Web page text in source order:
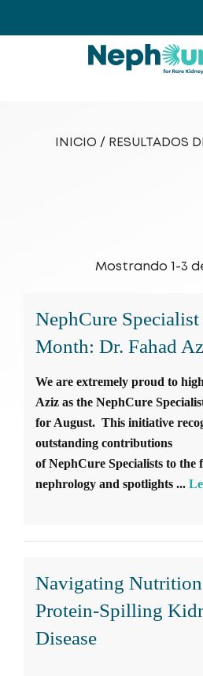
INICIO / RESULTADOS
Recursos
to better kidney health.
Mostrando 1-3
NephCure
Month: Dr. Fahad
We are extremely proud to
Aziz as the NephCure
for August. This initiative
outstanding contributions
of NephCure Specialists to the
nephrology and spotlights ...
Navigating
Protein-Spilling
Disease